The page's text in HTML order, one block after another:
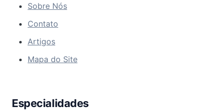
Sobre Nós
Contato
Artigos
Mapa do Site
Especialidades